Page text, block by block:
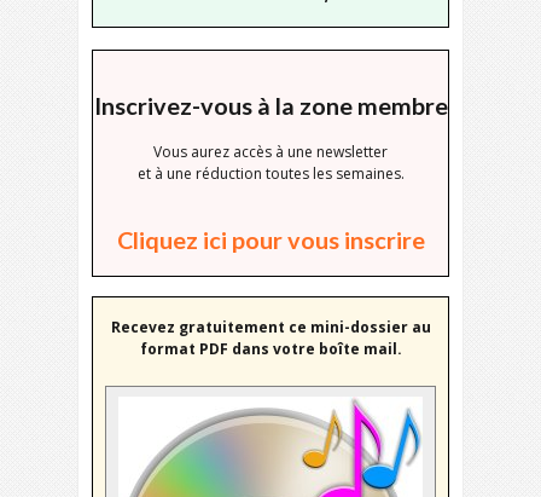
Inscrivez-vous à la zone membre
Vous aurez accès à une newsletter
et à une réduction toutes les semaines.
Cliquez ici pour vous inscrire
Recevez gratuitement ce mini-dossier au
format PDF dans votre boîte mail.